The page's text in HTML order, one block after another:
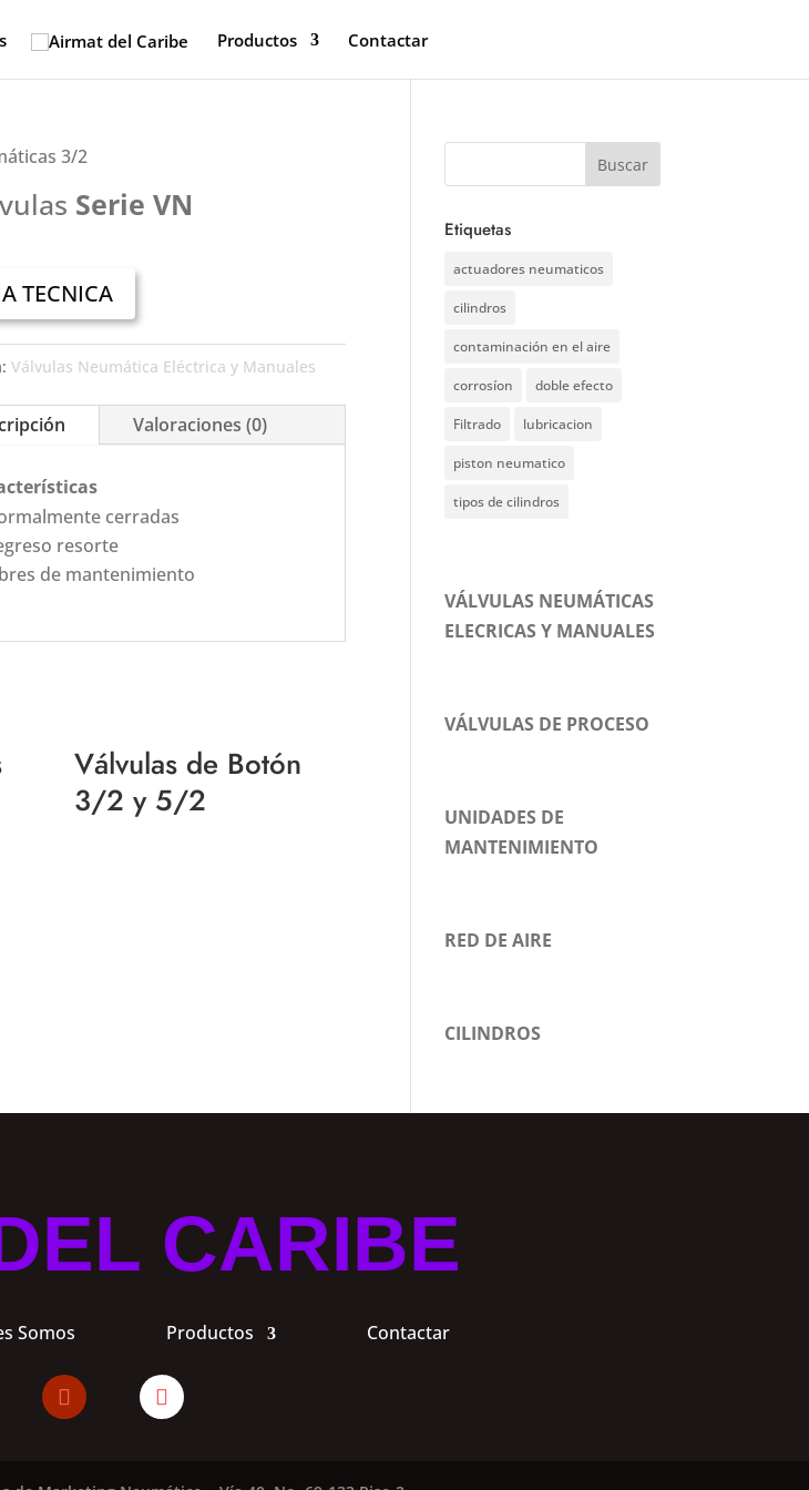
Productos Contactar
3/2
Serie VN
TECNICA
Válvulas Neumática Eléctrica y Manuales
Valoraciones (0)
cerradas
resorte
de mantenimiento
Válvulas de Botón
3/2 y 5/2
Etiquetas
actuadores neumaticos
cilindros
contaminación en el aire
corrosíon doble efecto
Filtrado lubricacion
piston neumatico
tipos de cilindros
VÁLVULAS NEUMÁTICAS
ELECRICAS Y MANUALES
VÁLVULAS DE PROCESO
UNIDADES DE
MANTENIMIENTO
RED DE AIRE
CILINDROS
CARIBE
Somos Productos Contactar